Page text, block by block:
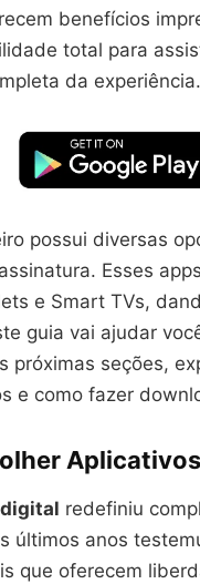
benefícios
total para
da experiência.
possui diversas
Esses
e Smart TVs,
guia vai ajudar
próximas seções,
e como fazer
redefiniu
últimos anos
que oferecem